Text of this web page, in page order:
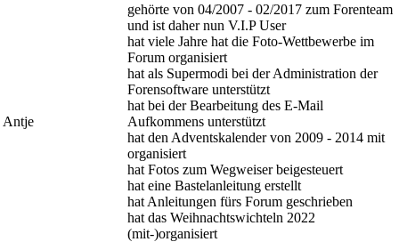
Antje
gehörte von 04/2007 - 02/2017 zum Forenteam
und ist daher nun V.I.P User
hat viele Jahre hat die Foto-Wettbewerbe im
Forum organisiert
hat als Supermodi bei der Administration der
Forensoftware unterstützt
hat bei der Bearbeitung des E-Mail
Aufkommens unterstützt
hat den Adventskalender von 2009 - 2014 mit
organisiert
hat Fotos zum Wegweiser beigesteuert
hat eine Bastelanleitung erstellt
hat Anleitungen fürs Forum geschrieben
hat das Weihnachtswichteln 2022
(mit-)organisiert